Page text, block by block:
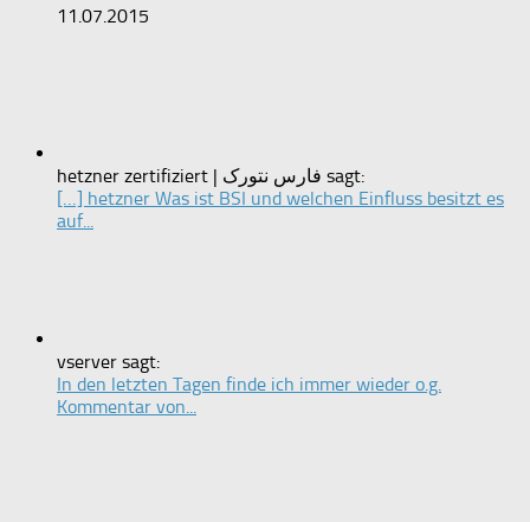
11.07.2015
hetzner zertifiziert | فارس نتورک sagt:
[…] hetzner Was ist BSI und welchen Einfluss besitzt es
auf...
vserver sagt:
In den letzten Tagen finde ich immer wieder o.g.
Kommentar von...